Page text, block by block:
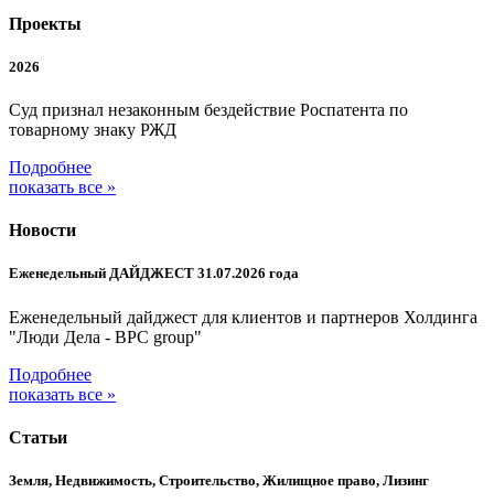
Проекты
2026
Суд признал незаконным бездействие Роспатента по
товарному знаку РЖД
Подробнее
показать все »
Новости
Еженедельный ДАЙДЖЕСТ 31.07.2026 года
Еженедельный дайджест для клиентов и партнеров Холдинга
"Люди Дела - BPC group"
Подробнее
показать все »
Статьи
Земля, Недвижимость, Строительство, Жилищное право, Лизинг